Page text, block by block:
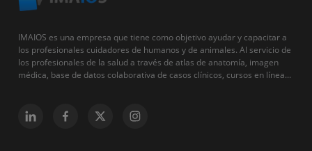
IMAIOS es una empresa que tiene como objetivo ayudar y capacitar a
los profesionales cuidadores de humanos y de animales. Al servicio de
los profesionales de la salud a través de atlas de anatomía, imagen
médica, base de datos colaborativa de casos clínicos, cursos en línea...